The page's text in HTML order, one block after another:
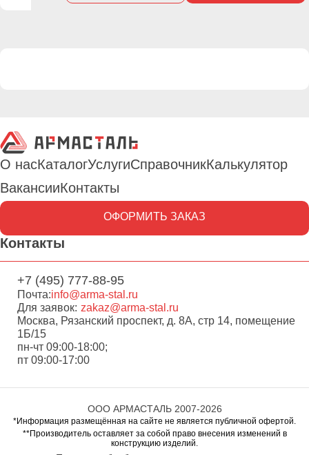
О насКаталогУслугиСправочникКалькулятор
ВакансииКонтакты
ОФОРМИТЬ ЗАКАЗ
Контакты
+7 (495) 777-88-95
Почта:info@arma-stal.ru
Для заявок: zakaz@arma-stal.ru
Москва, Рязанский проспект, д. 8А, стр 14, помещение
1Б/15
пн-чт 09:00-18:00;
пт 09:00-17:00
ООО АРМАСТАЛЬ 2007-2026
*Информация размещённая на сайте не является публичной офертой.
**Производитель оставляет за собой право внесения изменений в
конструкцию изделий.